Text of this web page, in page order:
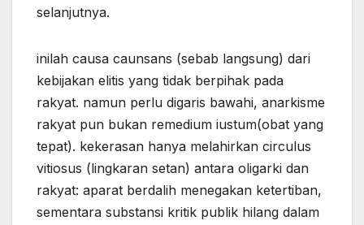
selanjutnya.
inilah causa caunsans (sebab langsung) dari
kebijakan elitis yang tidak berpihak pada
rakyat. namun perlu digaris bawahi, anarkisme
rakyat pun bukan remedium iustum(obat yang
tepat). kekerasan hanya melahirkan circulus
vitiosus (lingkaran setan) antara oligarki dan
rakyat: aparat berdalih menegakan ketertiban,
sementara substansi kritik publik hilang dalam